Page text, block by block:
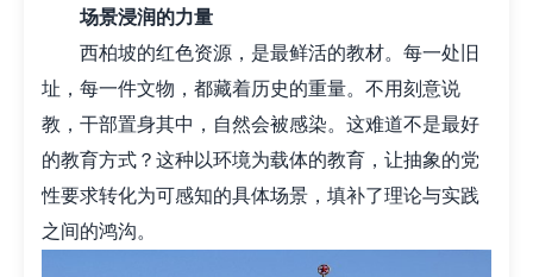
场景浸润的力量
西柏坡的红色资源，是最鲜活的教材。每一处旧
址，每一件文物，都藏着历史的重量。不用刻意说
教，干部置身其中，自然会被感染。这难道不是最好
的教育方式？这种以环境为载体的教育，让抽象的党
性要求转化为可感知的具体场景，填补了理论与实践
之间的鸿沟。